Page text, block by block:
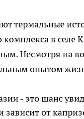
термальные
в селе
Несмотря на
опытом
- это шанс
зависит от